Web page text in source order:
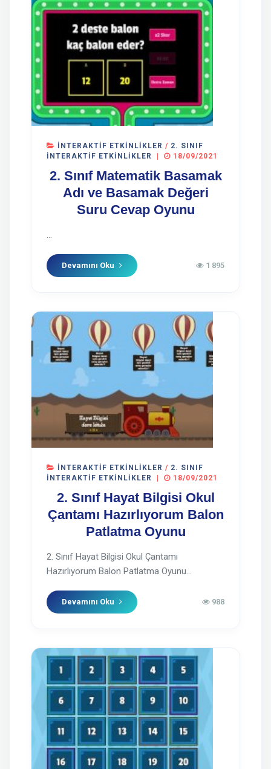
İNTERAKTIF ETKINLIKLER / 2. SINIF
İNTERAKTIF ETKINLIKLER
18/09/2021
2. Sınıf Matematik Basamak
Adı ve Basamak Değeri
Suru Cevap Oyunu
...
Devamını Oku 1 895
İNTERAKTIF ETKINLIKLER / 2. SINIF
İNTERAKTIF ETKINLIKLER
18/09/2021
2. Sınıf Hayat Bilgisi Okul
Çantamı Hazırlıyorum Balon
Patlatma Oyunu
2. Sınıf Hayat Bilgisi Okul Çantamı
Hazırlıyorum Balon Patlatma Oyunu...
Devamını Oku 988